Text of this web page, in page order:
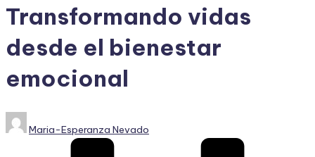
Transformando vidas
desde el bienestar
emocional
Publicado
por
Maria-Esperanza Nevado